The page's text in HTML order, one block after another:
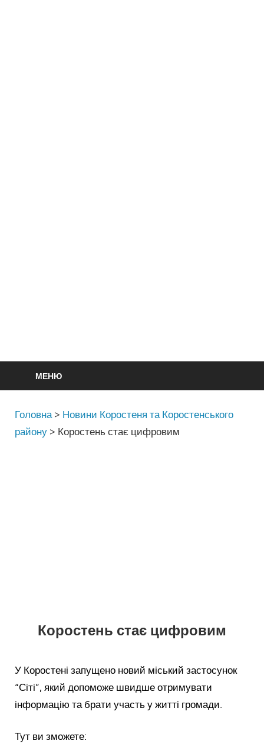
МЕНЮ
Головна > Новини Коростеня та Коростенського
району > Коростень стає цифровим
Коростень стає цифровим
У Коростені запущено новий міський застосунок
“Сіті”, який допоможе швидше отримувати
інформацію та брати участь у житті громади.
Тут ви зможете: